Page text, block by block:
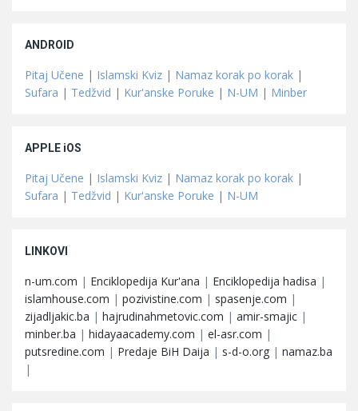
ANDROID
Pitaj Učene | Islamski Kviz | Namaz korak po korak |
Sufara | Tedžvid | Kur'anske Poruke | N-UM | Minber
APPLE iOS
Pitaj Učene | Islamski Kviz | Namaz korak po korak |
Sufara | Tedžvid | Kur'anske Poruke | N-UM
LINKOVI
n-um.com | Enciklopedija Kur'ana | Enciklopedija hadisa |
islamhouse.com | pozivistine.com | spasenje.com |
zijadljakic.ba | hajrudinahmetovic.com | amir-smajic |
minber.ba | hidayaacademy.com | el-asr.com |
putsredine.com | Predaje BiH Daija | s-d-o.org | namaz.ba
|